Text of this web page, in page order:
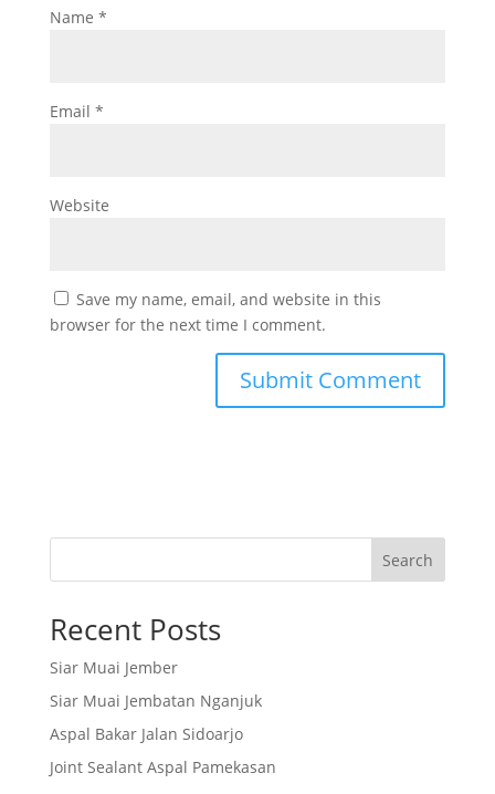
Name *
Email *
Website
Save my name, email, and website in this
browser for the next time I comment.
Search
Recent Posts
Siar Muai Jember
Siar Muai Jembatan Nganjuk
Aspal Bakar Jalan Sidoarjo
Joint Sealant Aspal Pamekasan